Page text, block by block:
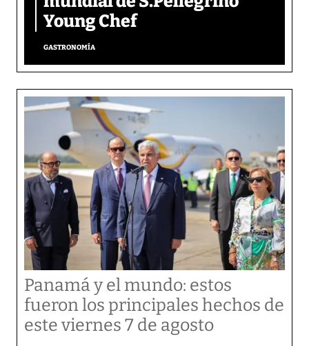
Young Chef
GASTRONOMÍA
Panamá y el mundo: estos
fueron los principales hechos de
este viernes 7 de agosto